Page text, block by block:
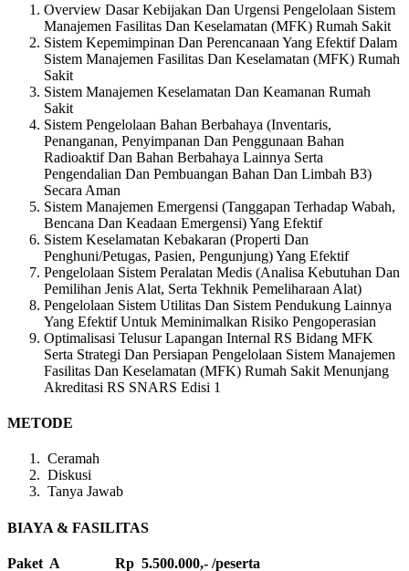
Overview Dasar Kebijakan Dan Urgensi Pengelolaan Sistem
Manajemen Fasilitas Dan Keselamatan (MFK) Rumah Sakit
Sistem Kepemimpinan Dan Perencanaan Yang Efektif Dalam
Sistem Manajemen Fasilitas Dan Keselamatan (MFK) Rumah
Sakit
Sistem Manajemen Keselamatan Dan Keamanan Rumah
Sakit
Sistem Pengelolaan Bahan Berbahaya (Inventaris,
Penanganan, Penyimpanan Dan Penggunaan Bahan
Radioaktif Dan Bahan Berbahaya Lainnya Serta
Pengendalian Dan Pembuangan Bahan Dan Limbah B3)
Secara Aman
Sistem Manajemen Emergensi (Tanggapan Terhadap Wabah,
Bencana Dan Keadaan Emergensi) Yang Efektif
Sistem Keselamatan Kebakaran (Properti Dan
Penghuni/Petugas, Pasien, Pengunjung) Yang Efektif
Pengelolaan Sistem Peralatan Medis (Analisa Kebutuhan Dan
Pemilihan Jenis Alat, Serta Tekhnik Pemeliharaan Alat)
Pengelolaan Sistem Utilitas Dan Sistem Pendukung Lainnya
Yang Efektif Untuk Meminimalkan Risiko Pengoperasian
Optimalisasi Telusur Lapangan Internal RS Bidang MFK
Serta Strategi Dan Persiapan Pengelolaan Sistem Manajemen
Fasilitas Dan Keselamatan (MFK) Rumah Sakit Menunjang
Akreditasi RS SNARS Edisi 1
METODE
Ceramah
Diskusi
Tanya Jawab
BIAYA & FASILITAS
Paket A Rp 5.500.000,- /peserta